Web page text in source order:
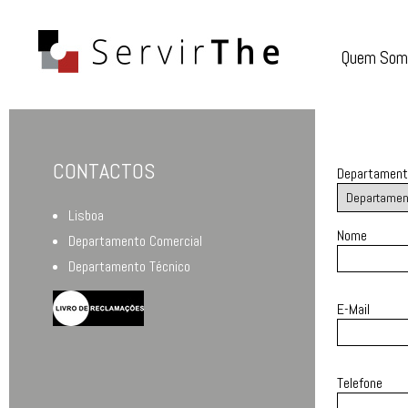
Quem
CONTACTOS
Lisboa
Departamento Comercial
Departamento Técnico
Nome
E-Mail
Telefone